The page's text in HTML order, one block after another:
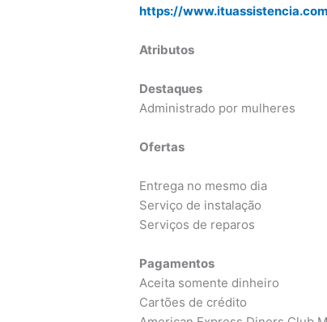
https://
Atributos
Destaques
Administrado por mulheres
Ofertas
Entrega no mesmo dia
Serviço de instalação
Serviços de reparos
Pagamentos
Aceita somente dinheiro
Cartões de crédito